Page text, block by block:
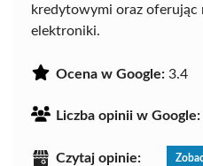
kredytowymi oraz oferując
elektroniki.
Ocena w Google: 3.4
Liczba opinii w Google:
Czytaj opinie: